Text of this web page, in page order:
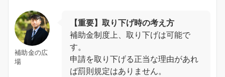
補助金の広
場
【重要】取り下げ時の考え方
補助金制度上、取り下げは可能で
す。
申請を取り下げる正当な理由があれ
ば罰則規定はありません。